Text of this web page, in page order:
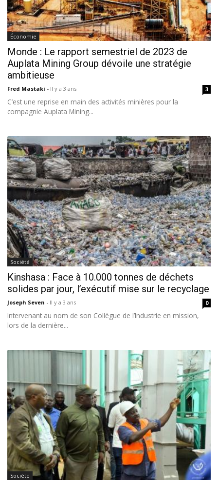
Économie
Monde : Le rapport semestriel de 2023 de
Auplata Mining Group dévoile une stratégie
ambitieuse
Fred Mastaki - Il y a 3 ans 3
C’est une reprise en main des activités minières pour la
compagnie Auplata Mining...
Société
Kinshasa : Face à 10.000 tonnes de déchets
solides par jour, l’exécutif mise sur le recyclage
Joseph Seven - Il y a 3 ans 0
Intervenant au nom de son Collègue de l’Industrie en mission,
lors de la dernière...
Société